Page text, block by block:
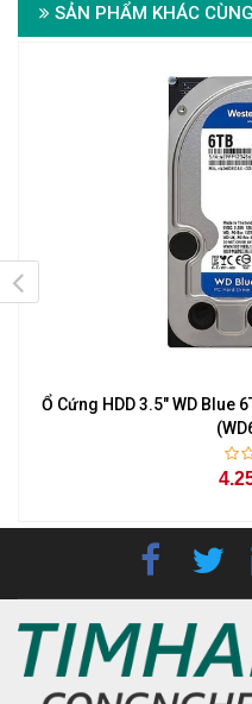
SẢN PHẨM KHÁC
Ổ Cứng HDD 3.5" WD Blue